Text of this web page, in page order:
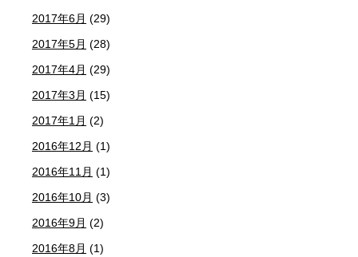
2017年6月 (29)
2017年5月 (28)
2017年4月 (29)
2017年3月 (15)
2017年1月 (2)
2016年12月 (1)
2016年11月 (1)
2016年10月 (3)
2016年9月 (2)
2016年8月 (1)